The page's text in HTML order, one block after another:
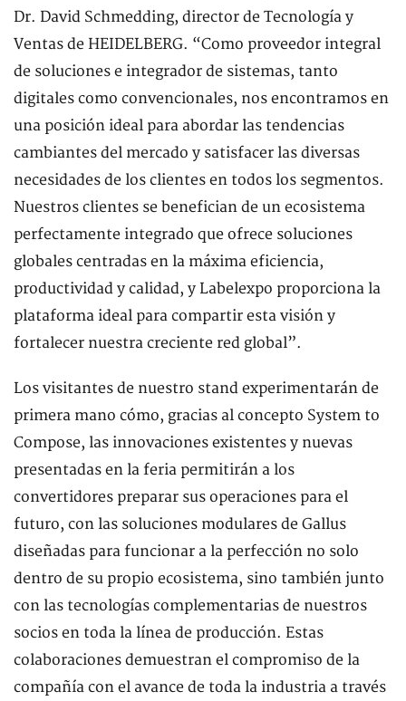
Dr. David Schmedding, director de Tecnología y
Ventas de HEIDELBERG. “Como proveedor integral
de soluciones e integrador de sistemas, tanto
digitales como convencionales, nos encontramos en
una posición ideal para abordar las tendencias
cambiantes del mercado y satisfacer las diversas
necesidades de los clientes en todos los segmentos.
Nuestros clientes se benefician de un ecosistema
perfectamente integrado que ofrece soluciones
globales centradas en la máxima eficiencia,
productividad y calidad, y Labelexpo proporciona la
plataforma ideal para compartir esta visión y
fortalecer nuestra creciente red global”.
Los visitantes de nuestro stand experimentarán de
primera mano cómo, gracias al concepto System to
Compose, las innovaciones existentes y nuevas
presentadas en la feria permitirán a los
convertidores preparar sus operaciones para el
futuro, con las soluciones modulares de Gallus
diseñadas para funcionar a la perfección no solo
dentro de su propio ecosistema, sino también junto
con las tecnologías complementarias de nuestros
socios en toda la línea de producción. Estas
colaboraciones demuestran el compromiso de la
compañía con el avance de toda la industria a través